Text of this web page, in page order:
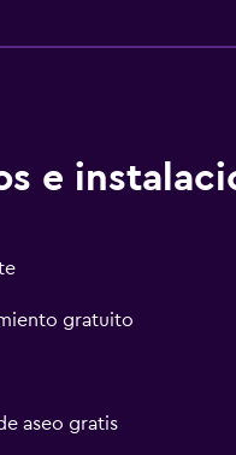
e
gratuito
aseo gratis